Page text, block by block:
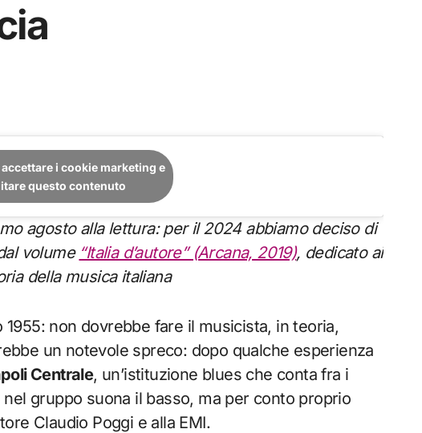
accettare i cookie marketing e
questo contenuto
volume “Italia d’autore” (Arcana, 2019), dedicato ai
della musica italiana
non dovrebbe fare il musicista, in teoria,
un notevole spreco: dopo qualche esperienza
Centrale, un’istituzione blues che conta fra i
nel gruppo suona il basso, ma per conto proprio
Claudio Poggi e alla EMI.